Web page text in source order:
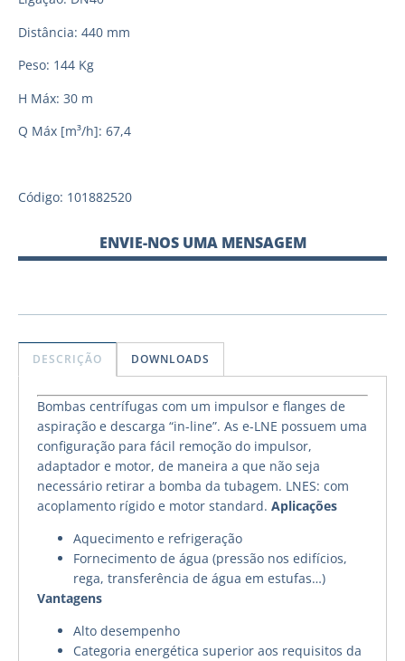
Distância: 440 mm
Peso: 144 Kg
H Máx: 30 m
Q Máx [m³/h]: 67,4
Código: 101882520
ENVIE-NOS UMA MENSAGEM
DESCRIÇÃO DOWNLOADS
Bombas centrífugas com um impulsor e flanges de
aspiração e descarga “in-line”. As e-LNE possuem uma
configuração para fácil remoção do impulsor,
adaptador e motor, de maneira a que não seja
necessário retirar a bomba da tubagem. LNES: com
acoplamento rígido e motor standard. Aplicações
Aquecimento e refrigeração
Fornecimento de água (pressão nos edifícios,
rega, transferência de água em estufas…)
Vantagens
Alto desempenho
Categoria energética superior aos requisitos da